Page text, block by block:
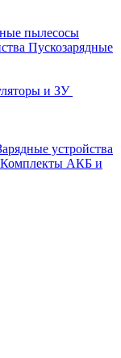
пылесосы
Пускозарядные
и ЗУ
устройства
Комплекты АКБ и